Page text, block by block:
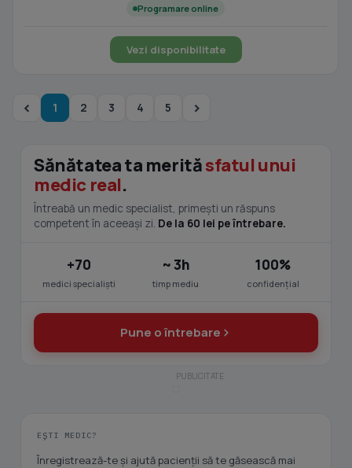
Programare online
Vezi disponibilitate
1 2 3 4 5
Sănătatea ta merităsfatul unui
medic real.
Întreabă un medic specialist, primești un răspuns
competent în aceeași zi. De la 60 lei pe întrebare.
+70
medici specialiști
~ 3h
timp mediu
100%
confidențial
Pune o întrebare
EȘTI MEDIC?
Înregistrează-te și ajută pacienții să te găsească mai